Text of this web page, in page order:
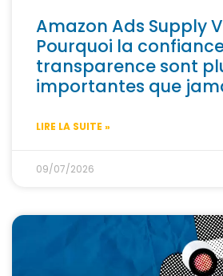
Amazon Ads Supply
Pourquoi la
transparence sont
importantes que
LIRE LA SUITE »
09/07/2026